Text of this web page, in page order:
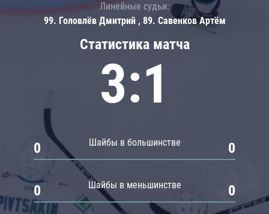
Статистика матча
3:1
Шайбы в большинстве
0 0
Шайбы в меньшинстве
0 0
Линейные судьи:
99. Головлёв Дмитрий , 89. Савенков Артём